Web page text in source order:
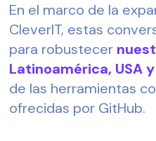
En el marco de la
CleverIT, estas
para robustecer
Latinoamérica, USA
de las herramientas
ofrecidas por GitHub.